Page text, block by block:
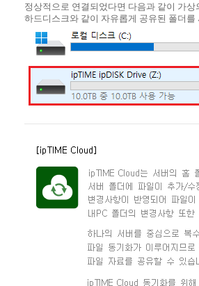
정상적으로 연결되었다면 다음과 같이 가
하드디스크와 같이 자유롭게 공유된 폴더를